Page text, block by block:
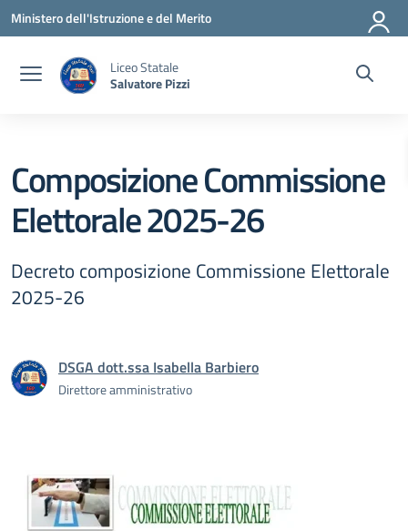
Vai ai contenuti
Vai al menu di navigazione
Vai al footer
Ministero dell'Istruzione e del Merito
Liceo Statale
Salvatore Pizzi
Composizione Commissione
Elettorale 2025-26
Decreto composizione Commissione Elettorale
2025-26
DSGA dott.ssa Isabella Barbiero
Direttore amministrativo